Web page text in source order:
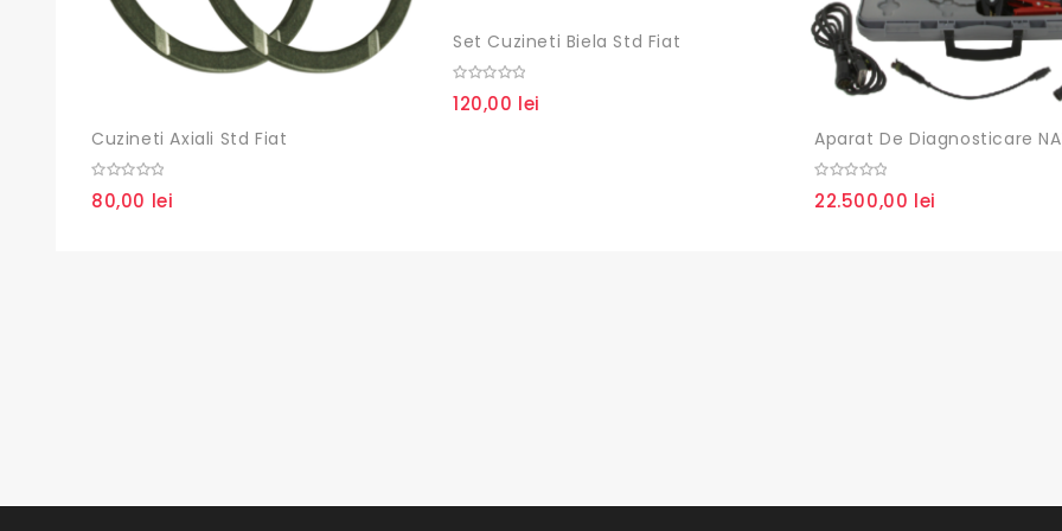
Cuzineti Axiali Std Fiat
out
80,00 lei
Set Cuzineti Biela Std Fiat
out
120,00 lei
out
22.500,00 lei